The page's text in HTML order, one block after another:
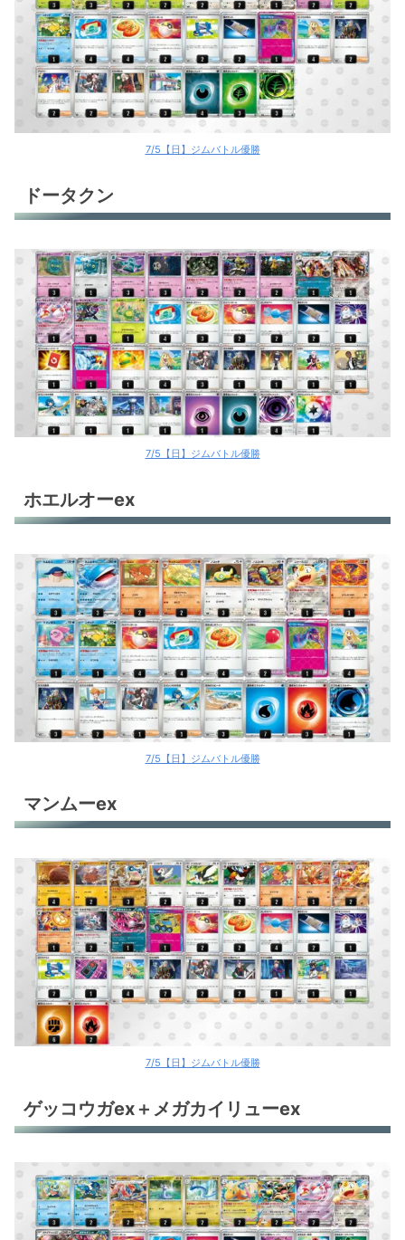
ゲッコウガex＋メガカイリューex
ゲッコウガex
ゲッコウガex
ゲッコウガex
ゲッコウガex
ゲッコウガex
ゲッコウガex
ばけがくれ
ばけがくれ
ばけがくれ
ばけがくれ
ドラパルトex
ドラパルトex
ドラパルトex
ドラパルトex＋バシャーモex
ドラパルトex＋バシャーモex
ドラパルトex＋バシャーモex
ドラパルトex＋バシャーモex
ドラパルトex＋バシャーモex
ヤドキング
ヤドキング
ヤドキング
マリィのオーロンゲex
メガドリュウズex
メガドリュウズex
メガドリュウズex
おまつりおんど
おまつりおんど
おまつりおんど
7/5【日】ジムバトル優勝
ドータクン
7/5【日】ジムバトル優勝
ホエルオーex
7/5【日】ジムバトル優勝
マンムーex
7/5【日】ジムバトル優勝
ゲッコウガex＋メガカイリューex